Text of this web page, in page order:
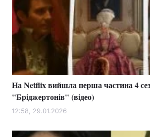
На Netflix вийшла перша частина 4
"Бріджертонів" (відео)
12:58, 29.01.2026